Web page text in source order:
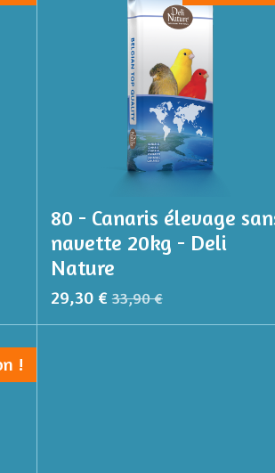
80 - Canaris élevage
navette 20kg - Deli
Nature
29,30 € 33,90 €
!